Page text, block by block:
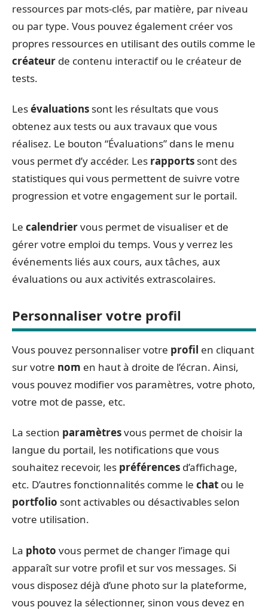
ressources par mots-clés, par matière, par niveau
ou par type. Vous pouvez également créer vos
propres ressources en utilisant des outils comme le
créateur de contenu interactif ou le créateur de
tests.
Lesévaluations sont les résultats que vous
obtenez aux tests ou aux travaux que vous
réalisez. Le bouton “Évaluations” dans le menu
vous permet d’y accéder. Les rapports sont des
statistiques qui vous permettent de suivre votre
progression et votre engagement sur le portail.
Le calendriervous permet de visualiser et de
gérer votre emploi du temps. Vous y verrez les
événements liés aux cours, aux tâches, aux
évaluations ou aux activités extrascolaires.
Personnaliser votre profil
Vous pouvez personnaliser votre profil en cliquant
sur votre nom en haut à droite de l’écran. Ainsi,
vous pouvez modifier vos paramètres, votre photo,
votre mot de passe, etc.
La section paramètresvous permet de choisir la
langue du portail, les notifications que vous
souhaitez recevoir, les préférences d’affichage,
etc. D’autres fonctionnalités comme le chat ou le
portfolio sont activables ou désactivables selon
votre utilisation.
La photo vous permet de changer l’image qui
apparaît sur votre profil et sur vos messages. Si
vous disposez déjà d’une photo sur la plateforme,
vous pouvez la sélectionner, sinon vous devez en